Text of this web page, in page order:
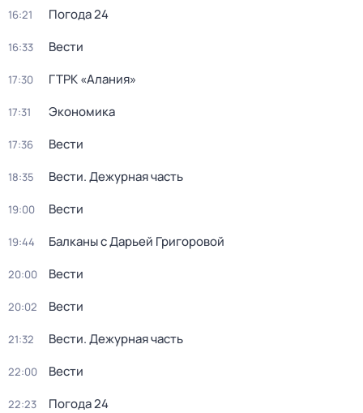
16:21 Погода 24
16:33 Вести
17:30 ГТРК «Алания»
17:31 Экономика
17:36 Вести
18:35 Вести. Дежурная часть
19:00 Вести
19:44 Балканы с Дарьей Григоровой
20:00 Вести
20:02 Вести
21:32 Вести. Дежурная часть
22:00 Вести
22:23 Погода 24